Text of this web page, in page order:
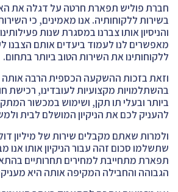
חברת פוליש תפארת חרטה על דגלה את
בשירות ללקוחותיה. אנו מאמינים, כי
והניסיון אותו צברנו במסגרת שנות
מאפשרים לנו לעמוד ביעדים אותם הצבנו
ללקוחותינו את השירות הטוב ביותר בתחום.
וזאת בזכות ההשקעה הכספית הרבה אותה
בהשתלמויות מקצועיות לעובדינו, רכישת
ביותר ובעלי תו תקן, ושימוש במכשור
להעניק לכם את הניקיון המושלם לבית
ולמרות שאתם מקבלים שירות של מיליון
שתשלמו סכום זהה עבור הניקיון אותו אנו
תפארת מתחייבת למחירים תחרותיים
הגבוהה והחבילה המקיפה אותה היא